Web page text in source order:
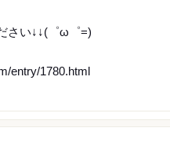
さい↓↓(゜ω゜=)
entry/1780.html